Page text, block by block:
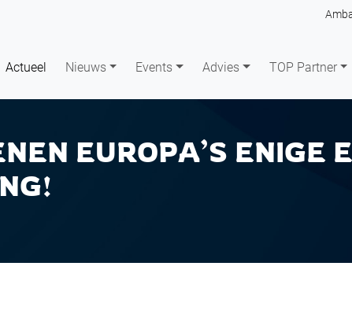
Actueel Nieuws Events Advies TOP Partner
EUROPA’S ENIGE